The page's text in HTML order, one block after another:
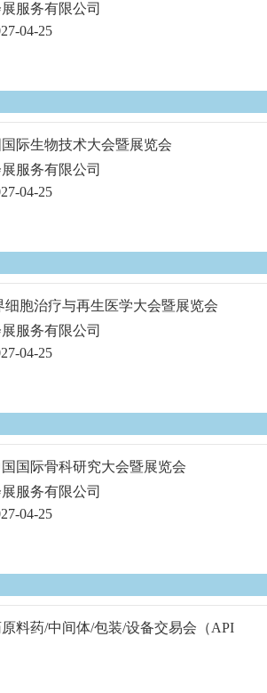
服务有限公司
04-25
际生物技术大会暨展览会
服务有限公司
04-25
细胞治疗与再生医学大会暨展览会
服务有限公司
04-25
国际骨科研究大会暨展览会
服务有限公司
04-25
料药/中间体/包装/设备交易会（API